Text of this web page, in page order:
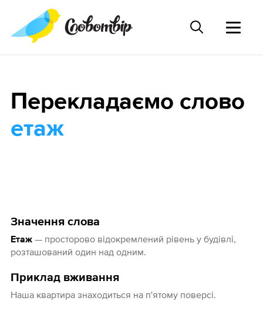
Значення слова
Етаж— просторово відокремлений рівень у будівлі,
розташований один над одним.
Приклад вживання
Наша квартира знаходиться на п'ятому поверсі.
Перекладаємо слово
етаж